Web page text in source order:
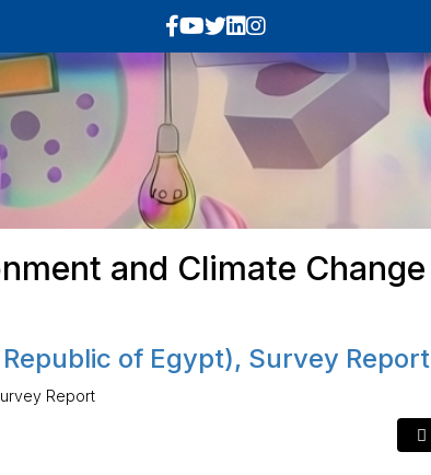
and Climate Change
of Egypt), Survey Report
Report